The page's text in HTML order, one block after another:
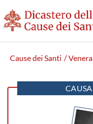
Cause dei Santi /